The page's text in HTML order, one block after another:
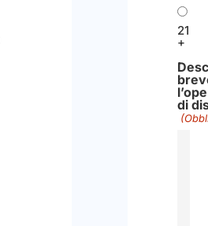
21
+
di